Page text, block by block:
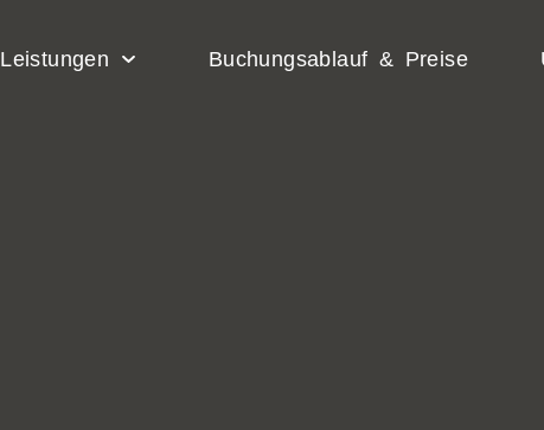
Leistungen Buchungsablauf & Preise